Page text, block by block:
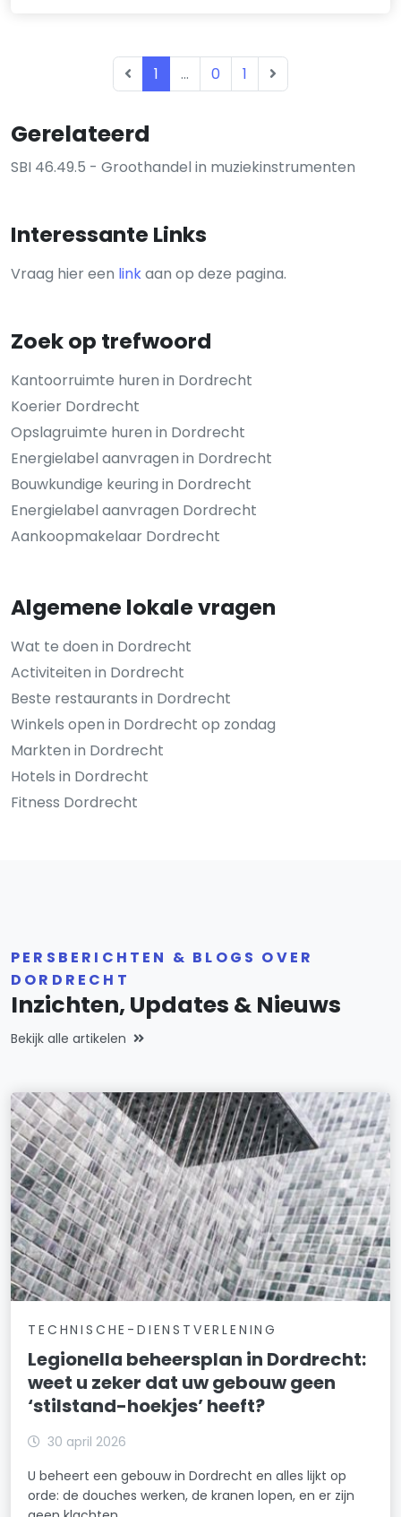
Gerelateerd
SBI 46.49.5 - Groothandel in muziekinstrumenten
Interessante Links
Vraag hier een linkaan op deze pagina.
Zoek op trefwoord
Kantoorruimte huren in Dordrecht
Koerier Dordrecht
Opslagruimte huren in Dordrecht
Energielabel aanvragen in Dordrecht
Bouwkundige keuring in Dordrecht
Energielabel aanvragen Dordrecht
Aankoopmakelaar Dordrecht
Algemene lokale vragen
Wat te doen in Dordrecht
Activiteiten in Dordrecht
Beste restaurants in Dordrecht
Winkels open in Dordrecht op zondag
Markten in Dordrecht
Hotels in Dordrecht
Fitness Dordrecht
1 ... 0 1
PERSBERICHTEN & BLOGS OVER
DORDRECHT
Inzichten, Updates & Nieuws
Bekijk alle artikelen
TECHNISCHE-DIENSTVERLENING
Legionella beheersplan in Dordrecht:
weet u zeker dat uw gebouw geen
‘stilstand-hoekjes’ heeft?
30 april 2026
U beheert een gebouw in Dordrecht en alles lijkt op
orde: de douches werken, de kranen lopen, en er zijn